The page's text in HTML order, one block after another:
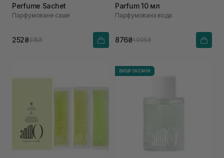
Perfume Sachet
Парфумоване саше
252₴315₴
Parfum 10 мл
Парфумована вода
876₴1 095₴
ВИБІР ОКСАНИ